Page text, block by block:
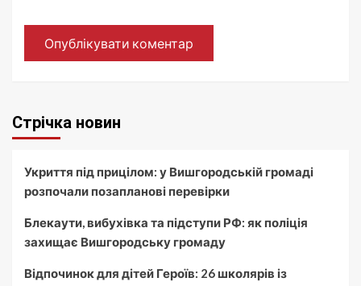
Стрічка новин
Укриття під прицілом: у Вишгородській громаді
розпочали позапланові перевірки
Блекаути, вибухівка та підступи РФ: як поліція
захищає Вишгородську громаду
Відпочинок для дітей Героїв: 26 школярів із